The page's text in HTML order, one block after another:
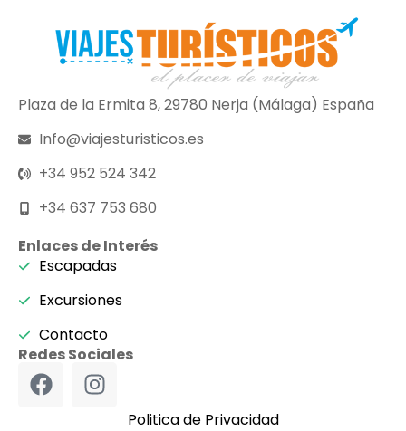
Plaza de la Ermita 8, 29780 Nerja (Málaga) España
Info@viajesturisticos.es
+34 952 524 342
+34 637 753 680
Enlaces de Interés
Escapadas
Excursiones
Contacto
Redes Sociales
Politica de Privacidad